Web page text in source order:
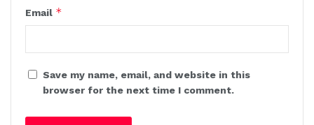
Email *
Save my name, email, and website in this
browser for the next time I comment.